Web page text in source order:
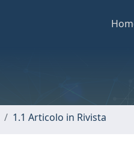
1.1 Articolo in Rivista